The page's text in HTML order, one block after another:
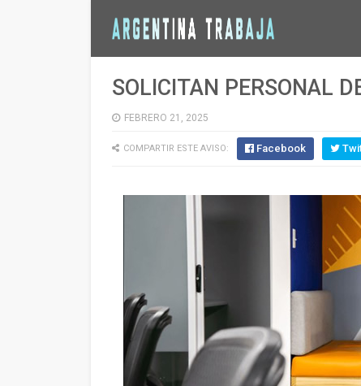
SOLICITAN PERSONAL
FEBRERO 21, 2025
COMPARTIR ESTE AVISO: Facebook